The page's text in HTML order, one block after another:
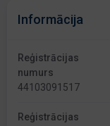
Informācija
Reģistrācijas
numurs
44103091517
Reģistrācijas